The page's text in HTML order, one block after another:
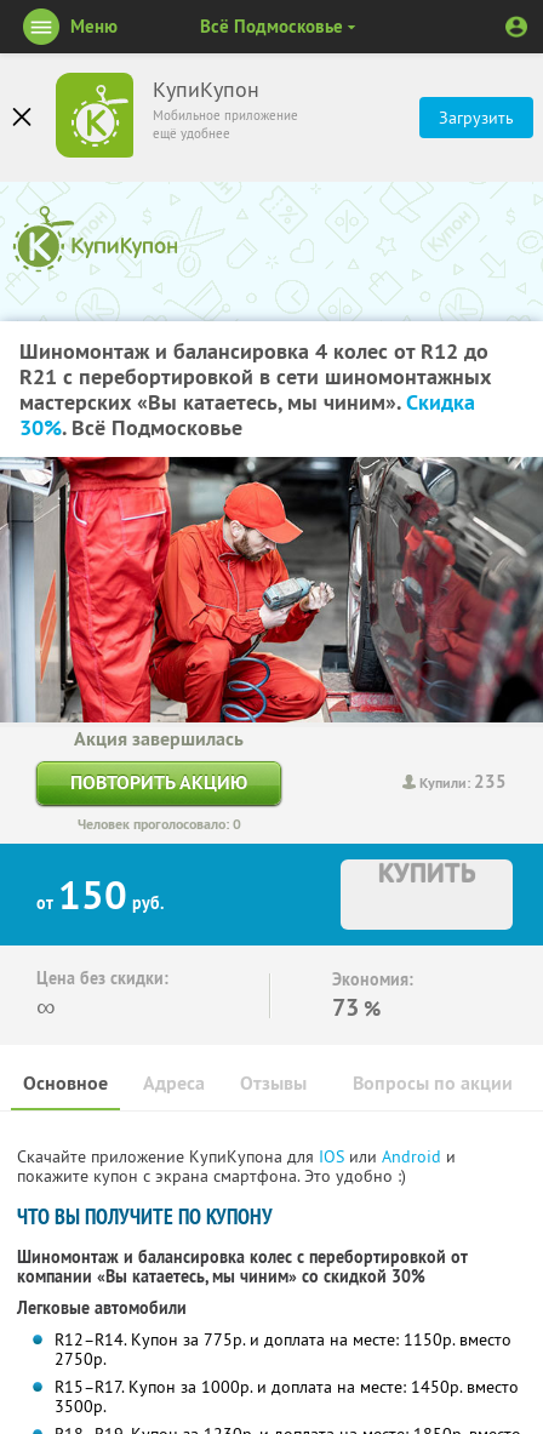
КупиКупон
Мобильное приложение
ещё удобнее
Загрузить
Меню Всё Подмосковье
Шиномонтаж и балансировка 4 колес от R12 до
R21 с перебортировкой в сети шиномонтажных
мастерских «Вы катаетесь, мы чиним».Скидка
30%. Всё Подмосковье
Купили: 235
Акция завершилась
ПОВТОРИТЬ АКЦИЮ
Человек проголосовало: 0
от 150 руб.
КУПИТЬ
Цена без скидки:
∞
Экономия:
73 %
Основное Отзывы Вопросы по акции
Адреса
Скачайте приложение КупиКупона для IOS или Android и
покажите купон с экрана смартфона. Это удобно :)
ЧТО ВЫ ПОЛУЧИТЕ ПО КУПОНУ
Шиномонтаж и балансировка колес с перебортировкой от
компании «Вы катаетесь, мы чиним» со скидкой 30%
Легковые автомобили
R12–R14. Купон за 775р. и доплата на месте: 1150р. вместо
2750р.
R15–R17. Купон за 1000р. и доплата на месте: 1450р. вместо
3500р.